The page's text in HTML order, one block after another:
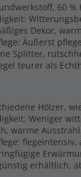
60
Dekor,
Äußerst
Splitter,
teurer als
Hölzer,
Weniger
warme
erhältlich,